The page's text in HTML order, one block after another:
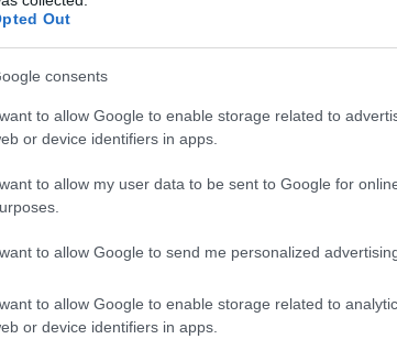
Out
consents
to allow Google to enable storage related to
or device identifiers in apps.
to allow my user data to be sent to Google for
to allow Google to send me personalized
to allow Google to enable storage related to
or device identifiers in apps.